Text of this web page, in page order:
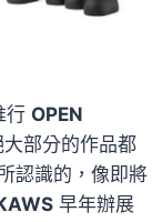
行 OPEN
部分的作品都
認識的，像即將
早年辦展